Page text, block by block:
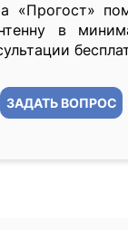
«Прогост»
в
ЗАДАТЬ ВОПРОС